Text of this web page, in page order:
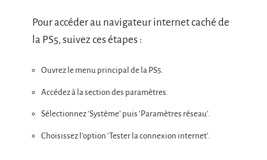
Pour accéder au navigateur internet caché de
la PS5, suivez ces étapes :
Ouvrez le menu principal de la PS5.
Accédez à la section des paramètres.
Sélectionnez ‘Système’ puis ‘Paramètres réseau’.
Choisissez l’option ‘Tester la connexion internet’.